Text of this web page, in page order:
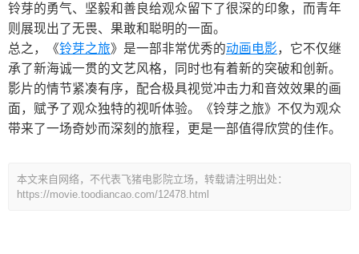
铃芽的勇气、坚毅和善良给观众留下了很深的印象，而青年
则展现出了无畏、果敢和聪明的一面。
总之，《铃芽之旅》是一部非常优秀的动画电影，它不仅继
承了新海诚一贯的文艺风格，同时也有着新的突破和创新。
影片的情节紧凑有序，配合极具视觉冲击力和音效效果的画
面，赋予了观众独特的视听体验。《铃芽之旅》不仅为观众
带来了一场奇妙而深刻的旅程，更是一部值得欣赏的佳作。
本文来自网络，不代表飞猪电影院立场，转载请注明出处：
https://movie.toodiancao.com/12478.html